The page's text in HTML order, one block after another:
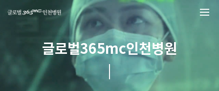
글로벌365mc인천병원